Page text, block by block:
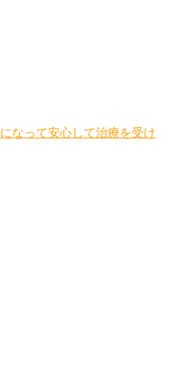
なって安心して治療を受け